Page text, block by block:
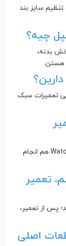
سایز بند
چیه؟
بدنه،
هستن.
تعمیرات سبک
بله، تعمیر و سرویس مدل‌های قدیمی Watch People هم انجام
تعمیر
پس از تعمیر،
اصلی